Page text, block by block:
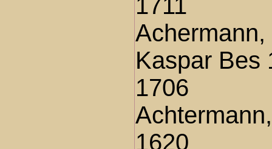
1711
Kaspar Bes
1706
1620